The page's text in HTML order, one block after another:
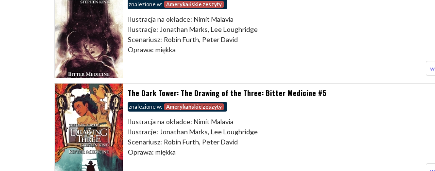
znalezione w: Amerykańskie zeszyty
Ilustracja na okładce: Nimit Malavia
Ilustracje: Jonathan Marks, Lee Loughridge
Scenariusz: Robin Furth, Peter David
Oprawa: miękka
The Dark Tower: The Drawing of the Three: Bitter Medicine #5
znalezione w: Amerykańskie zeszyty
Ilustracja na okładce: Nimit Malavia
Ilustracje: Jonathan Marks, Lee Loughridge
Scenariusz: Robin Furth, Peter David
Oprawa: miękka